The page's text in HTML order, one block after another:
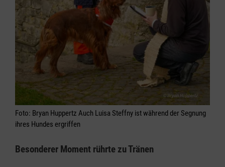
Foto: Bryan Huppertz Auch Luisa Steffny ist während der Segnung
ihres Hundes ergriffen
Besonderer Moment rührte zu Tränen